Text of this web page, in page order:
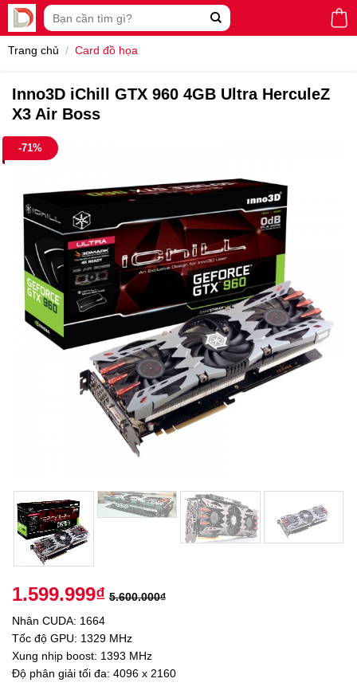
Skip
Tìm
kiếm:
Trang chủ / Card đồ họa
Inno3D iChill GTX 960 4GB Ultra HerculeZ
X3 Air Boss
-71%
1.599.999₫ 5.600.000₫
Nhân CUDA: 1664
Tốc độ GPU: 1329 MHz
Xung nhịp boost: 1393 MHz
Độ phân giải tối đa: 4096 x 2160